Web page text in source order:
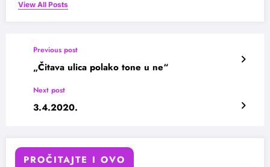
View All Posts
Previous post
„Čitava ulica polako tone u ne“
Next post
3.4.2020.
PROČITAJTE I OVO